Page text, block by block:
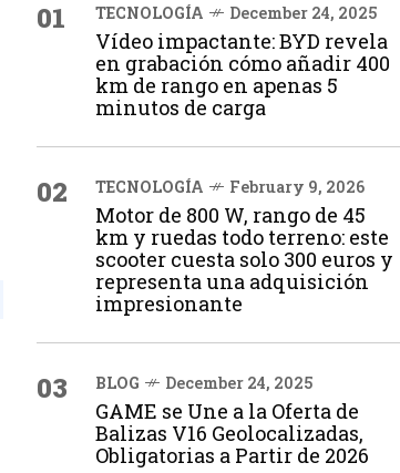
01 TECNOLOGÍA December 24, 2025
Vídeo impactante: BYD revela
en grabación cómo añadir 400
km de rango en apenas 5
minutos de carga
02 TECNOLOGÍA February 9, 2026
Motor de 800 W, rango de 45
km y ruedas todo terreno: este
scooter cuesta solo 300 euros y
representa una adquisición
impresionante
03 BLOG December 24, 2025
GAME se Une a la Oferta de
Balizas V16 Geolocalizadas,
Obligatorias a Partir de 2026